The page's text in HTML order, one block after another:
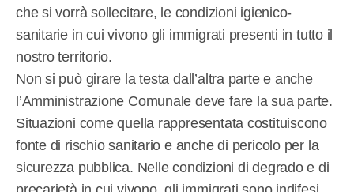
che si vorrà sollecitare, le condizioni igienico-
sanitarie in cui vivono gli immigrati presenti in tutto il
nostro territorio.
Non si può girare la testa dall’altra parte e anche
l’Amministrazione Comunale deve fare la sua parte.
Situazioni come quella rappresentata costituiscono
fonte di rischio sanitario e anche di pericolo per la
sicurezza pubblica. Nelle condizioni di degrado e di